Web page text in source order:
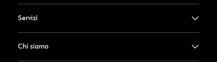
Servizi
Chi siamo